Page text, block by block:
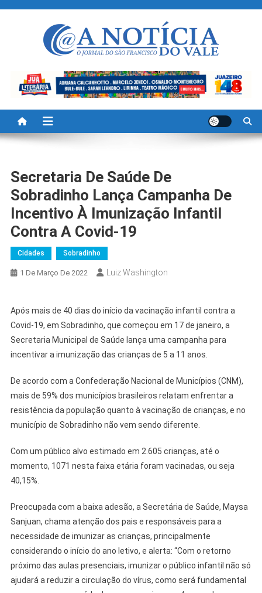
A Noticia Do Vale
Secretaria De Saúde De
Sobradinho Lança Campanha De
Incentivo À Imunização Infantil
Contra A Covid-19
Cidades Sobradinho
1 De Março De 2022 Luiz Washington
Após mais de 40 dias do início da vacinação infantil contra a
Covid-19, em Sobradinho, que começou em 17 de janeiro, a
Secretaria Municipal de Saúde lança uma campanha para
incentivar a imunização das crianças de 5 a 11 anos.
De acordo com a Confederação Nacional de Municípios (CNM),
mais de 59% dos municípios brasileiros relatam enfrentar a
resistência da população quanto à vacinação de crianças, e no
município de Sobradinho não vem sendo diferente.
Com um público alvo estimado em 2.605 crianças, até o
momento, 1071 nesta faixa etária foram vacinadas, ou seja
40,15%.
Preocupada com a baixa adesão, a Secretária de Saúde, Maysa
Sanjuan, chama atenção dos pais e responsáveis para a
necessidade de imunizar as crianças, principalmente
considerando o início do ano letivo, e alerta: “Com o retorno
próximo das aulas presenciais, imunizar o público infantil não só
ajudará a reduzir a circulação do vírus, como será fundamental